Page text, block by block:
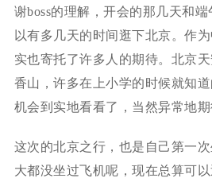
谢boss的理解，开会的那几天和
以有多几天的时间逛下北京。作
实也寄托了许多人的期待。北京天
香山，许多在上小学的时候就知
机会到实地看看了，当然异常地期
这次的北京之行，也是自己第一
大都没坐过飞机呢，现在总算可